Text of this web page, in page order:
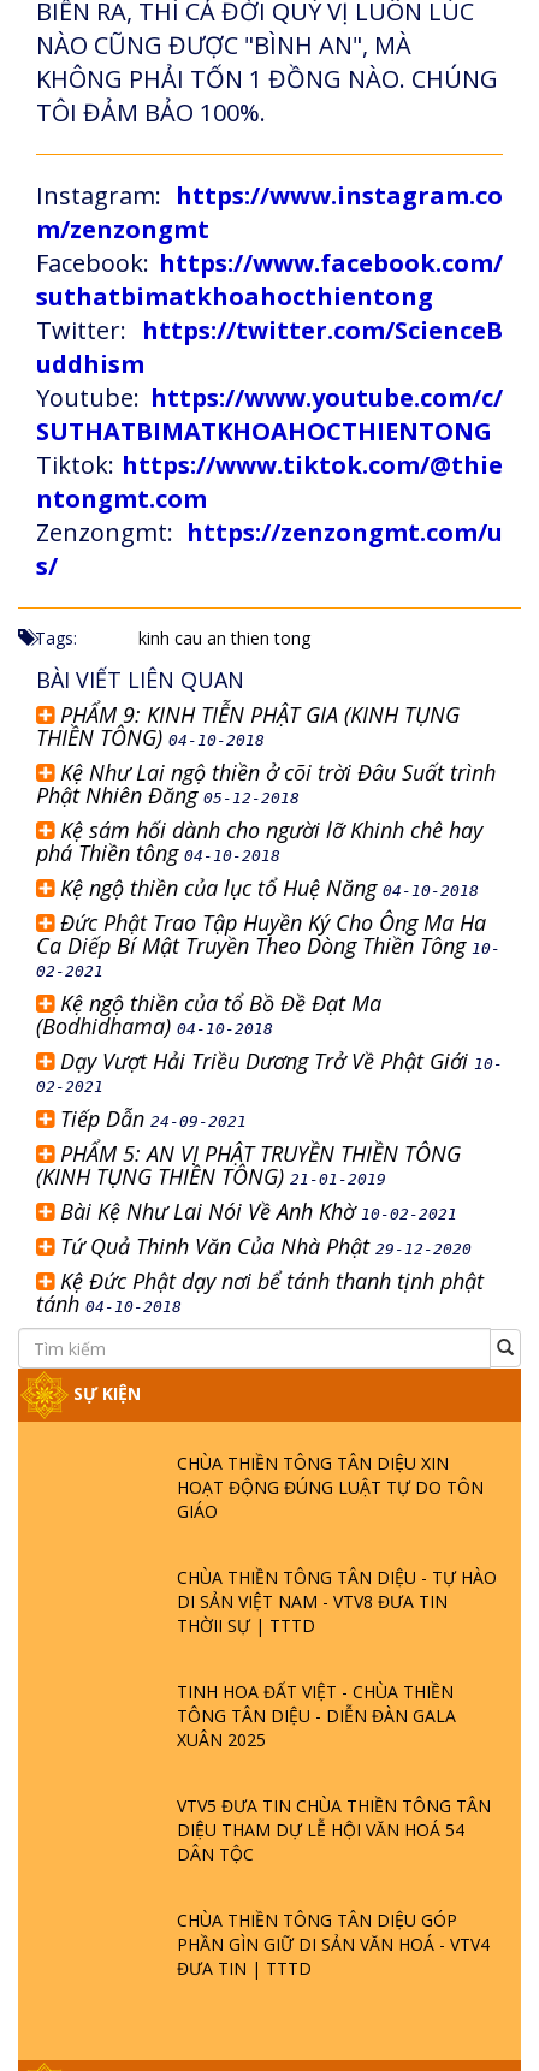
BIẾN RA, THÌ CẢ ĐỜI QUÝ VỊ LUÔN LÚC
NÀO CŨNG ĐƯỢC "BÌNH AN", MÀ
KHÔNG PHẢI TỐN 1 ĐỒNG NÀO. CHÚNG
TÔI ĐẢM BẢO 100%.
Instagram: https://www.instagram.co
m/zenzongmt
Facebook: https://www.facebook.com/
suthatbimatkhoahocthientong
Twitter: https://twitter.com/ScienceB
uddhism
Youtube: https://www.youtube.com/c/
SUTHATBIMATKHOAHOCTHIENTONG
Tiktok: https://www.tiktok.com/@thie
ntongmt.com
Zenzongmt: https://zenzongmt.com/u
s/
Tags: kinh cau an thien tong
BÀI VIẾT LIÊN QUAN
PHẨM 9: KINH TIỄN PHẬT GIA (KINH TỤNG
THIỀN TÔNG) 04-10-2018
Kệ Như Lai ngộ thiền ở cõi trời Đâu Suất trình
Phật Nhiên Đăng 05-12-2018
Kệ sám hối dành cho người lỡ Khinh chê hay
phá Thiền tông 04-10-2018
Kệ ngộ thiền của lục tổ Huệ Năng 04-10-2018
Đức Phật Trao Tập Huyền Ký Cho Ông Ma Ha
Ca Diếp Bí Mật Truyền Theo Dòng Thiền Tông 10-
02-2021
Kệ ngộ thiền của tổ Bồ Đề Đạt Ma
(Bodhidhama) 04-10-2018
Dạy Vượt Hải Triều Dương Trở Về Phật Giới 10-
02-2021
Tiếp Dẫn 24-09-2021
PHẨM 5: AN VỊ PHẬT TRUYỀN THIỀN TÔNG
(KINH TỤNG THIỀN TÔNG) 21-01-2019
Bài Kệ Như Lai Nói Về Anh Khờ 10-02-2021
Tứ Quả Thinh Văn Của Nhà Phật 29-12-2020
Kệ Đức Phật dạy nơi bể tánh thanh tịnh phật
tánh 04-10-2018
SỰ KIỆN
CHÙA THIỀN TÔNG TÂN DIỆU XIN
HOẠT ĐỘNG ĐÚNG LUẬT TỰ DO TÔN
GIÁO
CHÙA THIỀN TÔNG TÂN DIỆU - TỰ HÀO
DI SẢN VIỆT NAM - VTV8 ĐƯA TIN
THỜII SỰ | TTTD
TINH HOA ĐẤT VIỆT - CHÙA THIỀN
TÔNG TÂN DIỆU - DIỄN ĐÀN GALA
XUÂN 2025
VTV5 ĐƯA TIN CHÙA THIỀN TÔNG TÂN
DIỆU THAM DỰ LỄ HỘI VĂN HOÁ 54
DÂN TỘC
CHÙA THIỀN TÔNG TÂN DIỆU GÓP
PHẦN GÌN GIỮ DI SẢN VĂN HOÁ - VTV4
ĐƯA TIN | TTTD